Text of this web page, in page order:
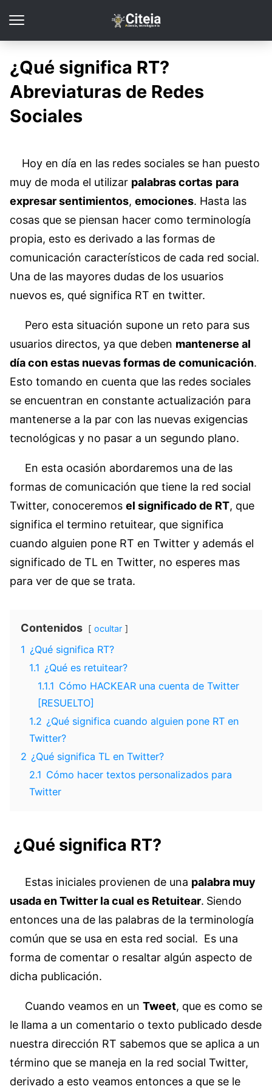
¿Qué significa RT?
Abreviaturas de Redes
Sociales
Hoy en día en las redes sociales se han puesto
muy de moda el utilizar palabras cortas para
expresar sentimientos, emociones. Hasta las
cosas que se piensan hacer como terminología
propia, esto es derivado a las formas de
comunicación característicos de cada red social.
Una de las mayores dudas de los usuarios
nuevos es, qué significa RT en twitter.
Pero esta situación supone un reto para sus
usuarios directos, ya que deben mantenerse al
día con estas nuevas formas de comunicación.
Esto tomando en cuenta que las redes sociales
se encuentran en constante actualización para
mantenerse a la par con las nuevas exigencias
tecnológicas y no pasar a un segundo plano.
En esta ocasión abordaremos una de las
formas de comunicación que tiene la red social
Twitter, conoceremos el significado de RT, que
significa el termino retuitear, que significa
cuando alguien pone RT en Twitter y además el
significado de TL en Twitter, no esperes mas
para ver de que se trata.
Contenidos ocultar
1 ¿Qué significa RT?
1.1 ¿Qué es retuitear?
1.1.1 Cómo HACKEAR una cuenta de Twitter
[RESUELTO]
1.2 ¿Qué significa cuando alguien pone RT en
Twitter?
2 ¿Qué significa TL en Twitter?
2.1 Cómo hacer textos personalizados para
Twitter
¿Qué significa RT?
Estas iniciales provienen de una palabra muy
usada en Twitter la cual es Retuitear. Siendo
entonces una de las palabras de la terminología
común que se usa en esta red social. Es una
forma de comentar o resaltar algún aspecto de
dicha publicación.
Cuando veamos en un Tweet, que es como se
le llama a un comentario o texto publicado desde
nuestra dirección RT sabemos que se aplica a un
término que se maneja en la red social Twitter,
derivado a esto veamos entonces a que se le